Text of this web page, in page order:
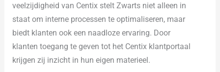
veelzijdigheid van Centix stelt Zwarts niet alleen in
staat om interne processen te optimaliseren, maar
biedt klanten ook een naadloze ervaring. Door
klanten toegang te geven tot het Centix klantportaal
krijgen zij inzicht in hun eigen materieel.